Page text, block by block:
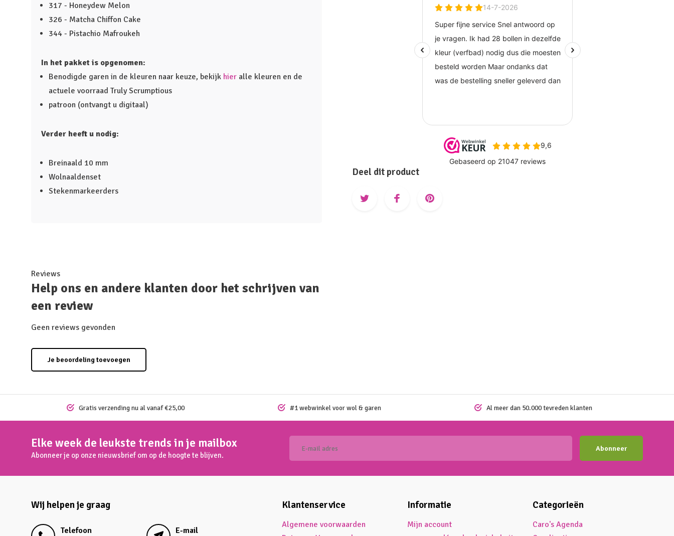
317 - Honeydew Melon
326 - Matcha Chiffon Cake
344 - Pistachio Mafroukeh
In het pakket is opgenomen:
Benodigde garen in de kleuren naar keuze, bekijk hier alle kleuren en de
actuele voorraad Truly Scrumptious
patroon (ontvangt u digitaal)
Verder heeft u nodig:
Breinaald 10 mm
Wolnaaldenset
Stekenmarkeerders
Deel dit product
Reviews
Help ons en andere klanten door het schrijven van
een review
Geen reviews gevonden
Je beoordeling toevoegen
Gratis verzending nu al vanaf €25,00 #1 webwinkel voor wol & garen Al meer dan 50.000 tevreden klanten
Elke week de leukste trends in je mailbox
Abonneer je op onze nieuwsbrief om op de hoogte te blijven.
Abonneer
Wij helpen je graag
Telefoon E-mail
Klantenservice
Algemene voorwaarden
Informatie
Mijn account
Categorieën
Caro's Agenda